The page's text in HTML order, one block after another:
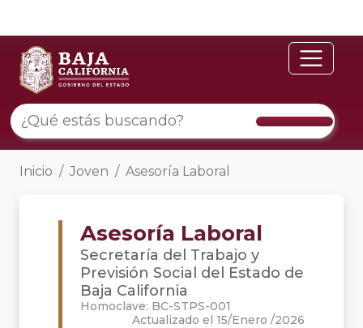
Inicio Joven Asesoría Laboral
Asesoría Laboral
Secretaría del Trabajo y
Previsión Social del Estado de
Baja California
Homoclave: BC-STPS-001
Actualizado el 15/Enero /2026